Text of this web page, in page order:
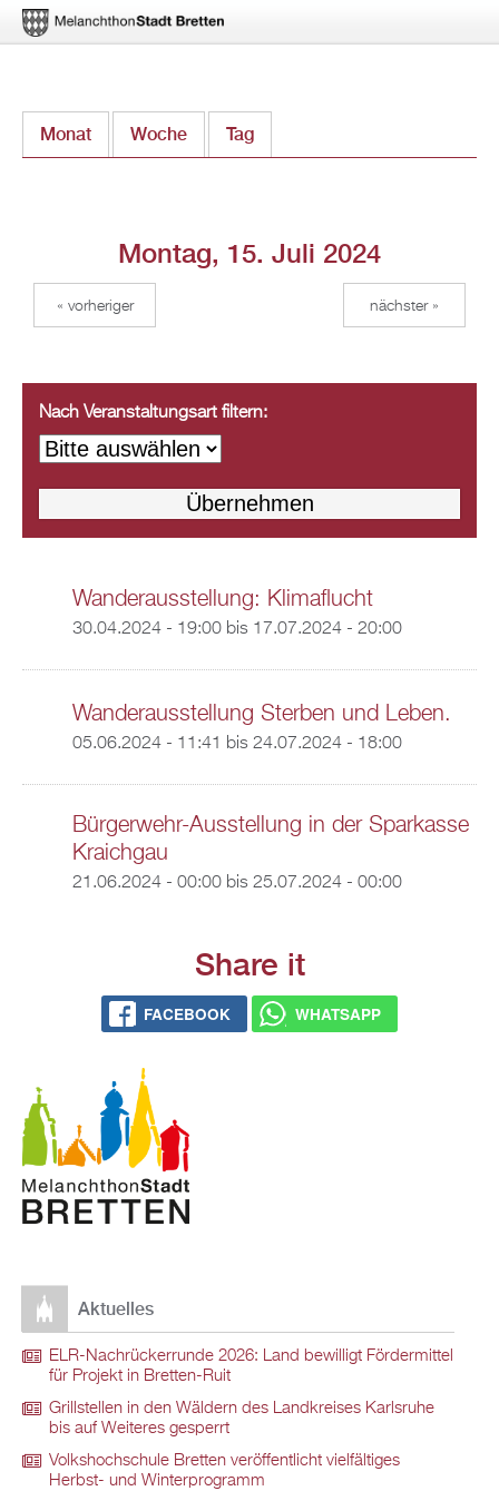
zum
Monat Woche Tag
Montag, 15. Juli 2024
« vorheriger nächster »
Nach Veranstaltungsart filtern:
Wanderausstellung: Klimaflucht
30.04.2024 - 19:00bis 17.07.2024 - 20:00
Wanderausstellung Sterben und Leben.
05.06.2024 - 11:41 bis 24.07.2024 - 18:00
Bürgerwehr-Ausstellung in der Sparkasse
Kraichgau
21.06.2024 - 00:00bis 25.07.2024 - 00:00
Share it
FACEBOOK WHATSAPP
Aktuelles
ELR-Nachrückerrunde 2026: Land bewilligt Fördermittel
für Projekt in Bretten-Ruit
Grillstellen in den Wäldern des Landkreises Karlsruhe
bis auf Weiteres gesperrt
Volkshochschule Bretten veröffentlicht vielfältiges
Herbst- und Winterprogramm